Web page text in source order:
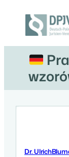
Deutsch-
Polnische
Juristen-
Vereinigung
Dr.